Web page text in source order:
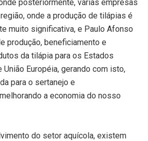
posteriormente, várias empresas
onde a produção de tilápias é
muito significativa, e Paulo Afonso
produção, beneficiamento e
da tilápia para os Estados
União Européia, gerando com isto,
para o sertanejo e
a economia do nosso
do setor aquícola, existem